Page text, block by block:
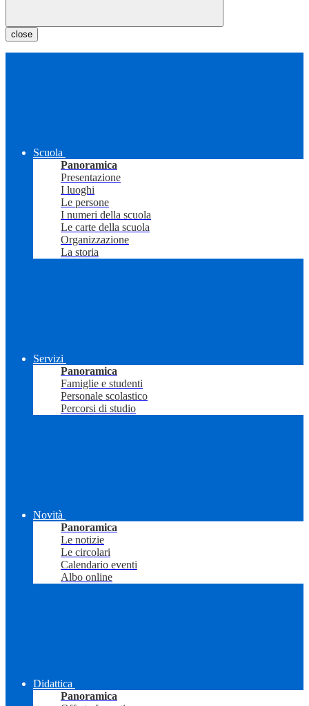
close
Scuola
Panoramica
Presentazione
I luoghi
Le persone
I numeri della scuola
Le carte della scuola
Organizzazione
La storia
Servizi
Panoramica
Famiglie e studenti
Personale scolastico
Percorsi di studio
Novità
Panoramica
Le notizie
Le circolari
Calendario eventi
Albo online
Didattica
Panoramica